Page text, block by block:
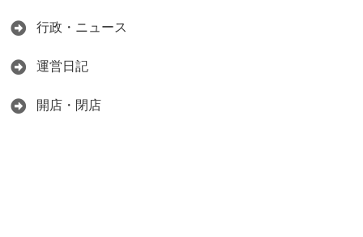
行政・ニュース
運営日記
開店・閉店